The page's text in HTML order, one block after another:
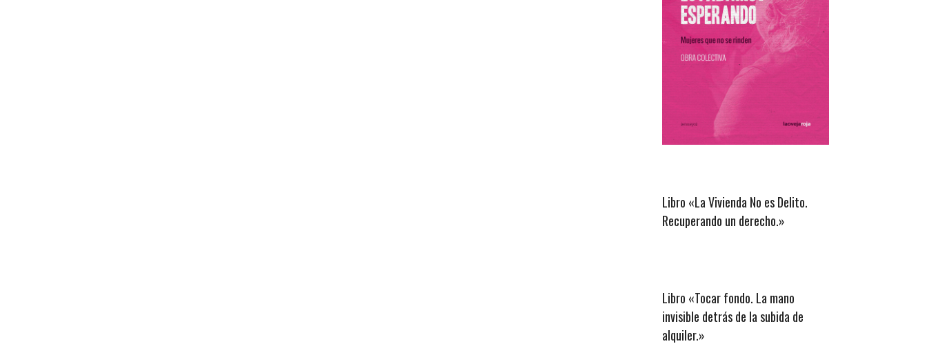
Libro «La Vivienda No es Delito.
Recuperando un derecho.»
Libro «Tocar fondo. La mano
invisible detrás de la subida de
alquiler.»